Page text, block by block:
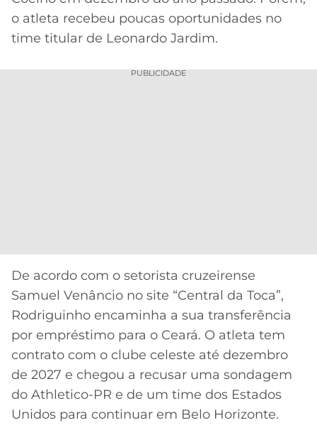
ONLINE
2026
GRÊMIO
ATLÉTICO
LALIGA
o atleta recebeu poucas oportunidades no
time titular de Leonardo Jardim.
PUBLICIDADE
De acordo com o setorista cruzeirense
Samuel Venâncio no site “Central da Toca”,
Rodriguinho encaminha a sua transferência
por empréstimo para o Ceará. O atleta tem
contrato com o clube celeste até dezembro
de 2027 e chegou a recusar uma sondagem
do Athletico-PR e de um time dos Estados
Unidos para continuar em Belo Horizonte.